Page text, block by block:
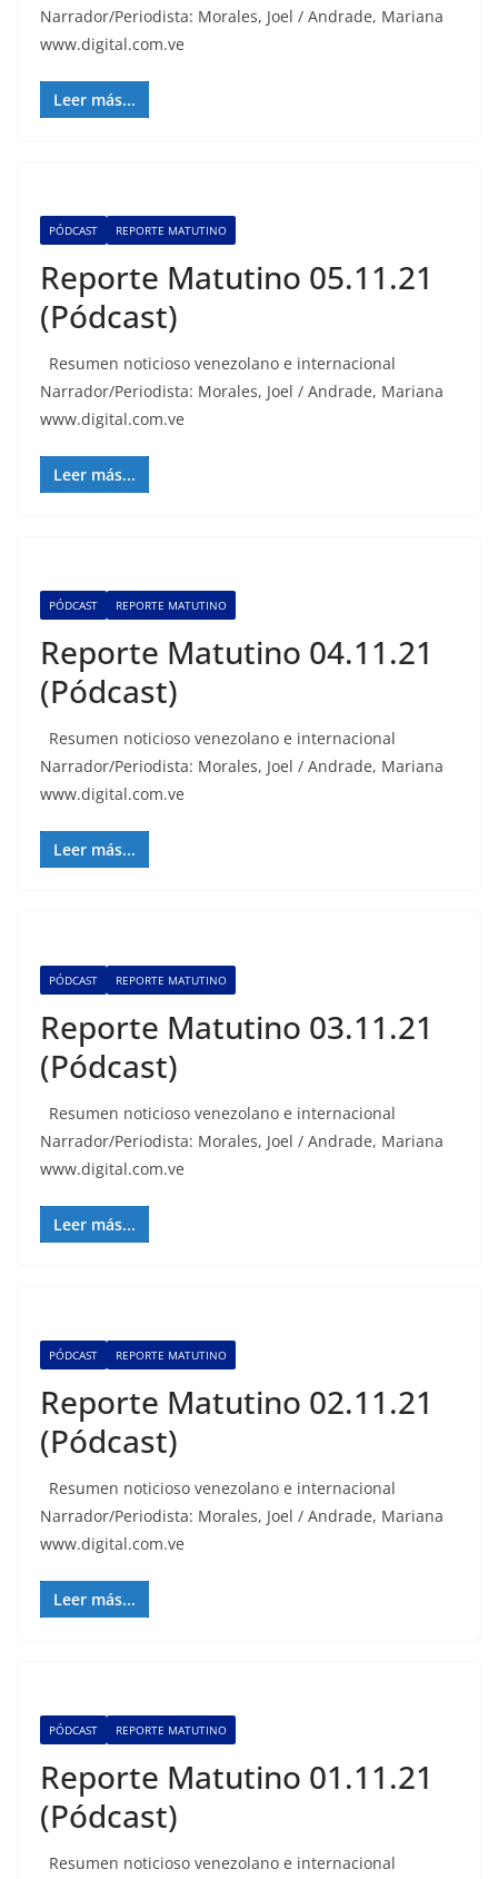
Narrador/Periodista: Morales, Joel / Andrade, Mariana
www.digital.com.ve
Leer más...
PÓDCAST REPORTE MATUTINO
Reporte Matutino 05.11.21
(Pódcast)
Resumen noticioso venezolano e internacional
Narrador/Periodista: Morales, Joel / Andrade, Mariana
www.digital.com.ve
Leer más...
PÓDCAST REPORTE MATUTINO
Reporte Matutino 04.11.21
(Pódcast)
Resumen noticioso venezolano e internacional
Narrador/Periodista: Morales, Joel / Andrade, Mariana
www.digital.com.ve
Leer más...
PÓDCAST REPORTE MATUTINO
Reporte Matutino 03.11.21
(Pódcast)
Resumen noticioso venezolano e internacional
Narrador/Periodista: Morales, Joel / Andrade, Mariana
www.digital.com.ve
Leer más...
PÓDCAST REPORTE MATUTINO
Reporte Matutino 02.11.21
(Pódcast)
Resumen noticioso venezolano e internacional
Narrador/Periodista: Morales, Joel / Andrade, Mariana
www.digital.com.ve
Leer más...
PÓDCAST REPORTE MATUTINO
Reporte Matutino 01.11.21
(Pódcast)
Resumen noticioso venezolano e internacional